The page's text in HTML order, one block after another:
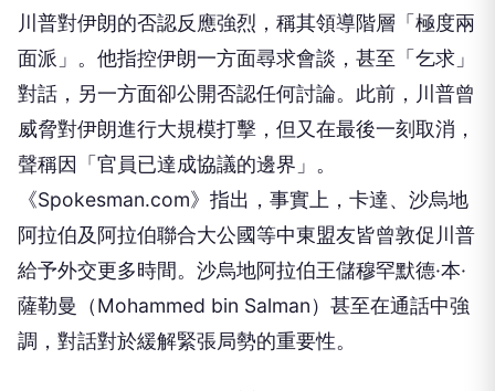
川普對伊朗的否認反應強烈，稱其領導階層「極度兩
面派」。他指控伊朗一方面尋求會談，甚至「乞求」
對話，另一方面卻公開否認任何討論。此前，川普曾
威脅對伊朗進行大規模打擊，但又在最後一刻取消，
聲稱因「官員已達成協議的邊界」。
《Spokesman.com》指出，事實上，卡達、沙烏地
阿拉伯及阿拉伯聯合大公國等中東盟友皆曾敦促川普
給予外交更多時間。沙烏地阿拉伯王儲穆罕默德·本·
薩勒曼（Mohammed bin Salman）甚至在通話中強
調，對話對於緩解緊張局勢的重要性。